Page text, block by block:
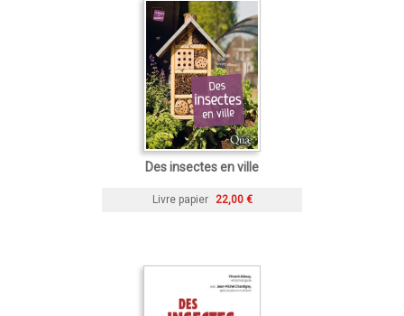
Des insectes en ville
Livre papier 22,00 €